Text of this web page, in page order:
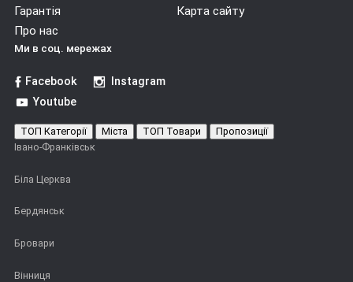
Гарантія
Карта сайту
Про нас
Ми в соц. мережах
Facebook
Instagram
Youtube
ТОП Категорії Міста ТОП Товари
Пропозиції
Івано-Франківськ
Біла Церква
Бердянськ
Бровари
Вінниця